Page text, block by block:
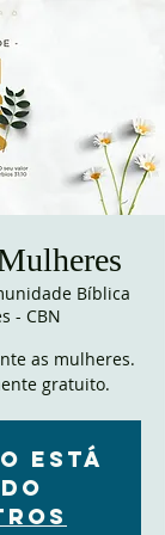
Bíblica
- CBN
as mulheres.
gratuito.
está